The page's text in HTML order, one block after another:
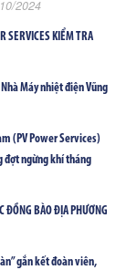
2024
SERVICES KIỂM TRA
Máy nhiệt điện Vũng
(PV Power Services)
đợt ngừng khí tháng
ĐỒNG BÀO ĐỊA PHƯƠNG
gắn kết đoàn viên,